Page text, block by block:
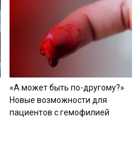
«А может быть по-другому?»
Новые возможности для
пациентов с гемофилией